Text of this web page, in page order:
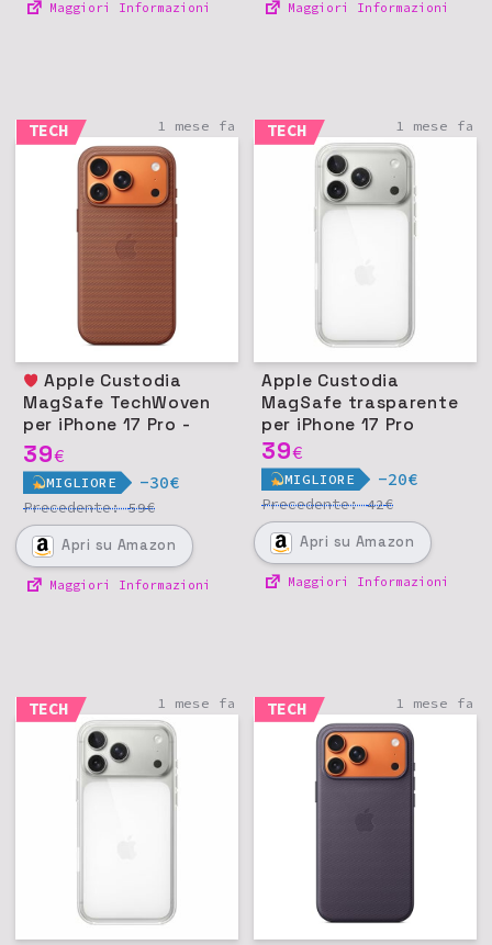
Maggiori Informazioni Maggiori Informazioni
TECH 1 mese fa
Apple Custodia
MagSafe TechWoven
per iPhone 17 Pro -
Terra di Siena
39€
MIGLIORE -30€
Precedente:59€
Apri su Amazon
Maggiori Informazioni
TECH 1 mese fa
Apple Custodia
MagSafe trasparente
per iPhone 17 Pro
39€
MIGLIORE -20€
Precedente:42€
Apri su Amazon
Maggiori Informazioni
TECH 1 mese fa TECH 1 mese fa